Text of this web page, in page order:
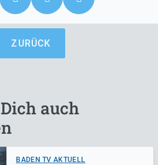
ZURÜCK
auch
BADEN TV AKTUELL